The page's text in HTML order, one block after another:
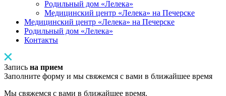
Родильный дом «Лелека»
Медицинский центр «Лелека» на Печерске
Медицинский центр «Лелека» на Печерске
Родильный дом «Лелека»
Контакты
Запись на прием
Заполните форму и мы свяжемся с вами в ближайшее время
Мы свяжемся с вами в ближайшее время.